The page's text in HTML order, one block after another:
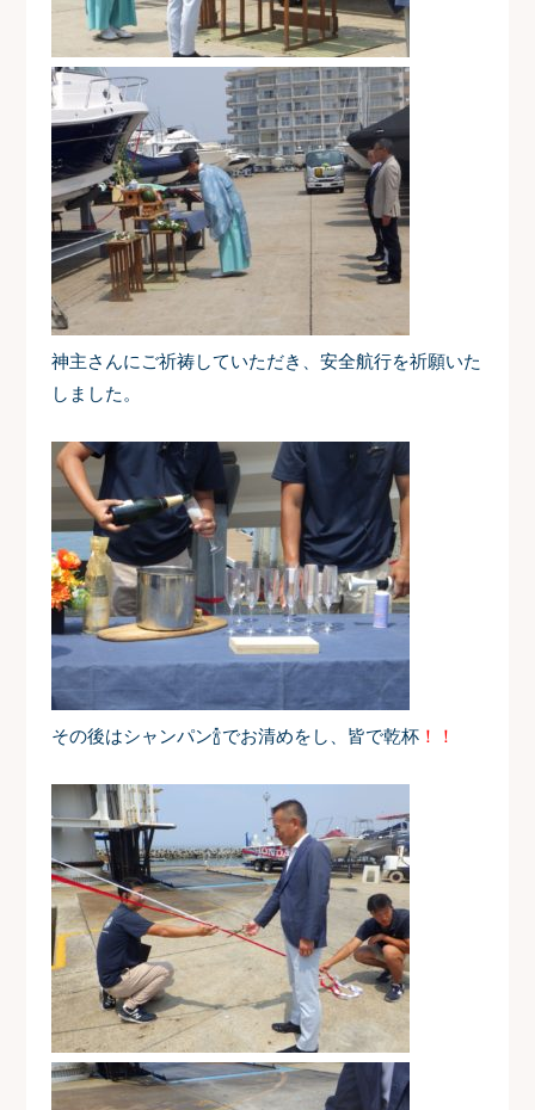
神主さんにご祈祷していただき、安全航行を祈願いた
しました。
その後はシャンパン🍾でお清めをし、皆で乾杯！！